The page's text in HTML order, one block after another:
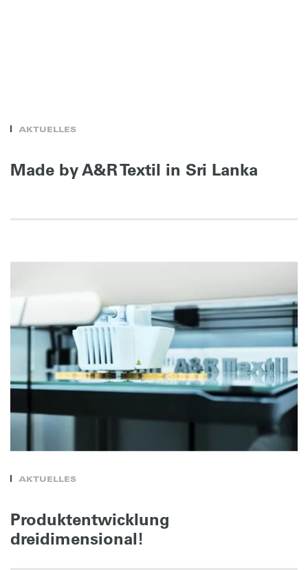
AKTUELLES
Made by A&R Textil in Sri Lanka
AKTUELLES
Produktentwicklung
dreidimensional!